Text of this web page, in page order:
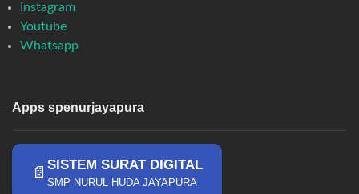
Instagram
Youtube
Whatsapp
Apps spenurjayapura
📄 SISTEM SURAT DIGITAL
SMP NURUL HUDA JAYAPURA